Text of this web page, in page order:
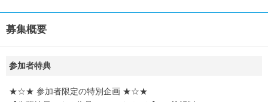
募集概要
参加者特典
★☆★ 参加者限定の特別企画 ★☆★